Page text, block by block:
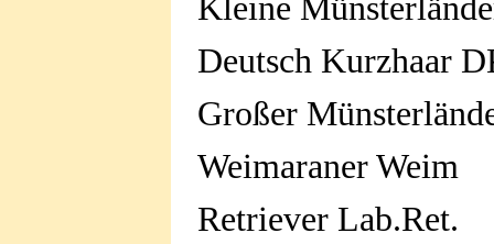
Deutsch
Großer
Retriever